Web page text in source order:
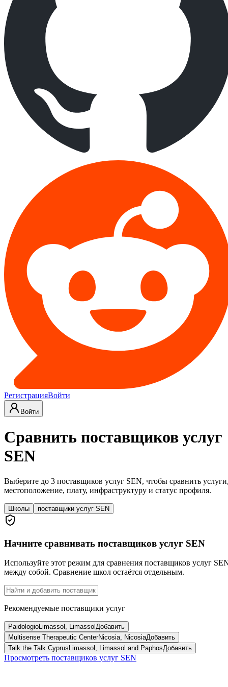
РегистрацияВойти
Войти
Сравнить поставщиков услуг
SEN
Выберите до 3 поставщиков услуг SEN, чтобы сравнить
местоположение, плату, инфраструктуру и статус профиля.
Школы поставщики услуг SEN
Начните сравнивать поставщиков услуг SEN
Используйте этот режим для сравнения поставщиков услуг
между собой. Сравнение школ остаётся отдельным.
Рекомендуемые поставщики услуг
PaidologioLimassol, Limassol Добавить
Multisense Therapeutic CenterNicosia, NicosiaДобавить
Talk the Talk Cyprus Limassol, Limassol and PaphosДобавить
Просмотреть поставщиков услуг SEN